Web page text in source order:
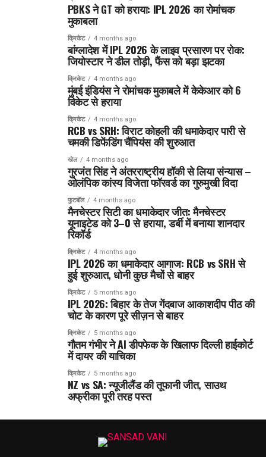
PBKS ने GT को हराया: IPL 2026 का रोमांचक
मुकाबला
क्रिकेट 4 months ago
बांग्लादेश में IPL 2026 के लाइव प्रसारण पर रोक:
जियोस्टार ने डील तोड़ी, फैंस को बड़ा झटका
क्रिकेट 4 months ago
मुंबई इंडियंस ने रोमांचक मुकाबले में केकेआर को 6
विकेट से हराया
क्रिकेट 4 months ago
RCB vs SRH: विराट कोहली की धमाकेदार पारी से
चमकी डिफेंडिंग चैंपियंस की शुरुआत
खेल 4 months ago
गुरजंत सिंह ने अंतरराष्ट्रीय हॉकी से लिया संन्यास –
ओलंपिक कांस्य विजेता फॉरवर्ड का गुरुमुखी विदा
फुटबॉल 4 months ago
मैनचेस्टर सिटी का धमाकेदार जीत: मैनचेस्टर
यूनाइटेड को 3–0 से हराया, डर्बी में बनाया शानदार
रिकॉर्ड
क्रिकेट 4 months ago
IPL 2026 का धमाकेदार आगाज: RCB vs SRH से
हुई शुरुआत, धोनी कुछ मैचों से बाहर
क्रिकेट 5 months ago
IPL 2026: बिहार के तेज गेंदबाज आकाशदीप पीठ की
चोट के कारण पूरे सीज़न से बाहर
क्रिकेट 5 months ago
गौतम गंभीर ने AI डीपफेक के खिलाफ दिल्ली हाईकोर्ट
में दायर की याचिका
क्रिकेट 5 months ago
NZ vs SA: न्यूजीलैंड की तूफानी जीत, साउथ
अफ्रीका पूरी तरह पस्त